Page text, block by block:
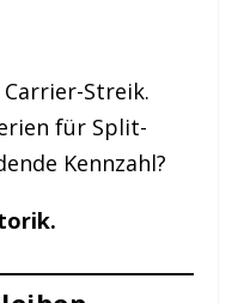
Carrier-Streik.
für Split-
Kennzahl?